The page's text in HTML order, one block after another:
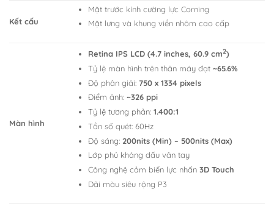
Kết cấu
Mặt trước kính cường lực Corning
Mặt lưng và khung viền nhôm cao cấp
Màn hình
Retina IPS LCD (4.7 inches, 60.9 cm2)
Tỷ lệ màn hình trên thân máy đạt~65.6%
Độ phân giải:750 x 1334 pixels
Điểm ảnh:~326 ppi
Tỷ lệ tương phản:1.400:1
Tần số quét: 60Hz
Độ sáng:200nits (Min) – 500nits (Max)
Lớp phủ kháng dấu vân tay
Công nghệ cảm biến lực nhấn3D Touch
Dãi màu siêu rộng P3